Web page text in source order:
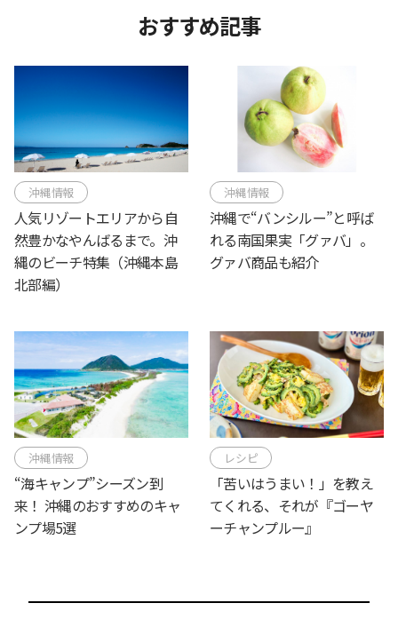
おすすめ記事
沖縄情報
人気リゾートエリアから自
然豊かなやんばるまで。沖
縄のビーチ特集（沖縄本島
北部編）
沖縄情報
沖縄で“バンシルー”と呼ば
れる南国果実「グァバ」。
グァバ商品も紹介
沖縄情報
“海キャンプ”シーズン到
来！ 沖縄のおすすめのキャ
ンプ場5選
レシピ
「苦いはうまい！」を教え
てくれる、それが『ゴーヤ
ーチャンプルー』